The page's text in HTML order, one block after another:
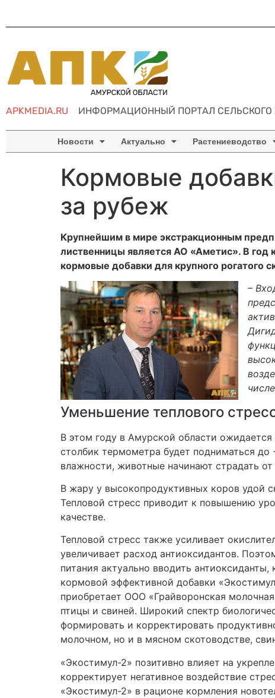
APKMEDIA.RU ИНФОРМАЦИОННЫЙ ПОРТАЛ СЕЛЬСКОГО
Новости Актуально Растениеводство
Кормовые
за рубеж
Крупнейшим в мире экстракционным
лиственницы является АО «Аметис». В год
кормовые добавки для крупного рогатого
–
Уменьшение теплового
В этом году в Амурской области
столбик термометра будет подниматься
влажности, животные начинают страдать от
В жару у высокопродуктивных коров удой
Тепловой стресс приводит к повышению
качестве.
Тепловой стресс также усиливает
увеличивает расход антиоксидантов.
питания актуально вводить
кормовой эффективной добавки
приобретает ООО «Грайворонская
птицы и свиней. Широкий спектр
формировать и корректировать
молочном, но и в мясном скотоводстве,
«Экостимул-2» позитивно влияет на
корректирует негативное воздействие
«Экостимул-2» в рационе кормления